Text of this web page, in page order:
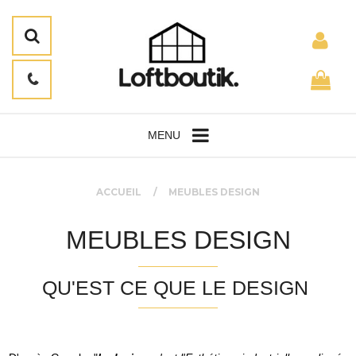
MENU
ACCUEIL MEUBLES DESIGN
MEUBLES DESIGN
QU'EST CE QUE LE DESIGN